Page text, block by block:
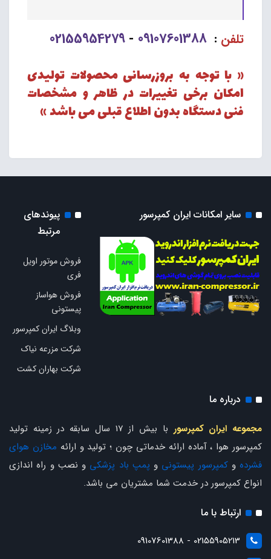
تلفن :
09107601388
-
02155954279
« با توجه به بروزرسانی محصولات تولیدی
امکان برخی تغییرات در ظاهر و مشخصات
فنی دستگاه بدون اطلاع قبلی می باشد »
سایر امکانات ایران کمپرسور
پیوندهای
مرتبط
فروش موتور اویل
فری
فروش هواساز
پیستونی
وبلاگ ایران کمپرسور
شرکت مزرعه نیاک
شرکت بهاران کشت
درباره ما
مجموعه ایران کمپرسور
با بیش از 17 سال سابقه در زمینه تولید
کمپرسور هوا ، آماده ارائه خدماتی چون ؛ تولید و ارائه مخازن هوای
فشرده وکمپرسور پیستونی و پمپ باد پزشکی و نصب و راه اندازی
انواع کمپرسور در خدمت شما مشتریان می باشد.
ارتباط با ما
02155905213 - 09107601388